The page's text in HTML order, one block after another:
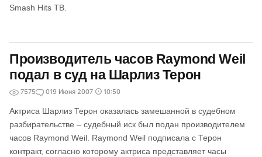
Smash Hits ТВ.
Производитель часов Raymond Weil
подал в суд на Шарлиз Терон
7575 019 Июня 2007 10:50
Актриса Шарлиз Терон оказалась замешанной в судебном
разбирательстве – судебный иск был подан производителем
часов Raymond Weil. Raymond Weil подписала с Терон
контракт, согласно которому актриса представляет часы